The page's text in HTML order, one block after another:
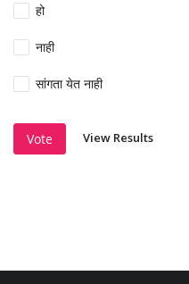
हो
नाही
सांगता येत नाही
Vote View Results